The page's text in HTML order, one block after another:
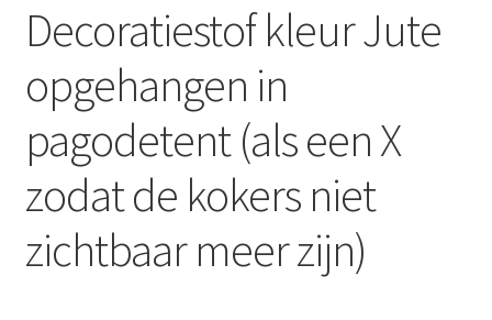
Decoratiestof kleur Jute
opgehangen in
pagodetent (als een X
zodat de kokers niet
zichtbaar meer zijn)